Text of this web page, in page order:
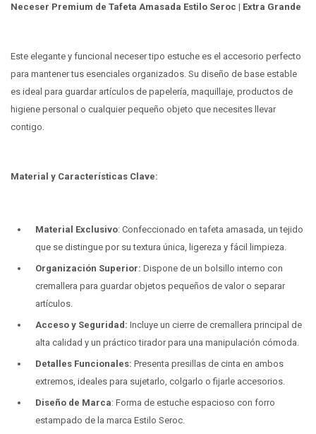
Neceser Premium de Tafeta Amasada Estilo Seroc | Extra Grande
Este elegante y funcional neceser tipo estuche es el accesorio perfecto
para mantener tus esenciales organizados. Su diseño de base estable
es ideal para guardar artículos de papelería, maquillaje, productos de
higiene personal o cualquier pequeño objeto que necesites llevar
contigo.
Material y Características Clave:
Material Exclusivo: Confeccionado en tafeta amasada, un tejido
que se distingue por su textura única, ligereza y fácil limpieza.
Organización Superior: Dispone de un bolsillo interno con
cremallera para guardar objetos pequeños de valor o separar
artículos.
Acceso y Seguridad: Incluye un cierre de cremallera principal de
alta calidad y un práctico tirador para una manipulación cómoda.
Detalles Funcionales: Presenta presillas de cinta en ambos
extremos, ideales para sujetarlo, colgarlo o fijarle accesorios.
Diseño de Marca: Forma de estuche espacioso con forro
estampado de la marca Estilo Seroc.